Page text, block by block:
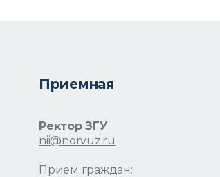
Приемная
Ректор ЗГУ
nii@norvuz.ru
Прием граждан: